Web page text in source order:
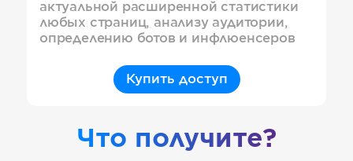
актуальной расширенной статистики
любых страниц, анализу аудитории,
определению ботов и инфлюенсеров
Купить доступ
Что получите?